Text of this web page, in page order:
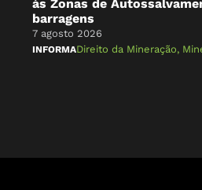
às Zonas de
barragens
7 agosto 2026
INFORMADireito da Mineração,